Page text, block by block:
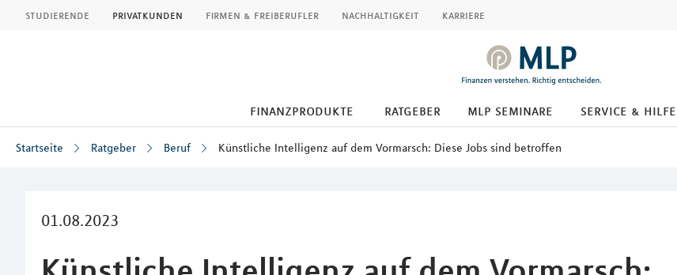
studierende privatkunden firmen & freiberufler nachhaltigkeit karriere
finanzprodukte ratgeber mlp seminare service & hilfe
Startseite Ratgeber Beruf Künstliche Intelligenz auf dem Vormarsch: Diese Jobs sind betroffen
01.08.2023